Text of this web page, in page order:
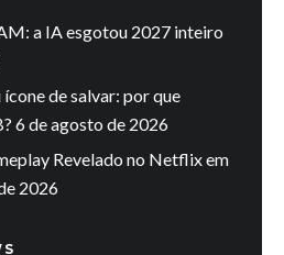
a IA esgotou 2027 inteiro
de salvar: por que
6 de agosto de 2026
Revelado no Netflix em
2026